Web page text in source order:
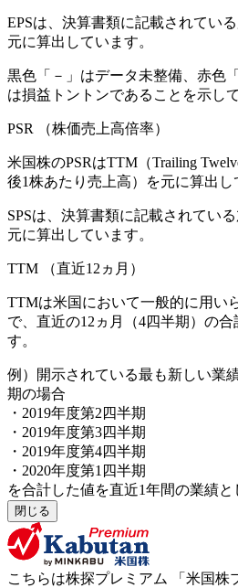
EPSは、決算書類に記載されてい
元に算出しています。
黒色「－」はデータ未整備、赤色「
は損益トントンであることを示し
PSR （株価売上高倍率）
米国株のPSRはTTM（Trailing
後1株あたり売上高）を元に算出し
SPSは、決算書類に記載されてい
元に算出しています。
TTM （直近12ヵ月）
TTMは米国において一般的に用い
で、直近の12ヵ月（4四半期）の
す。
例）開示されている最も新しい業
期の場合
・2019年度第2四半期
・2019年度第3四半期
・2019年度第4四半期
・2020年度第1四半期
を合計した値を直近1年間の業績
閉じる
こちらは株探プレミアム 「 米国株